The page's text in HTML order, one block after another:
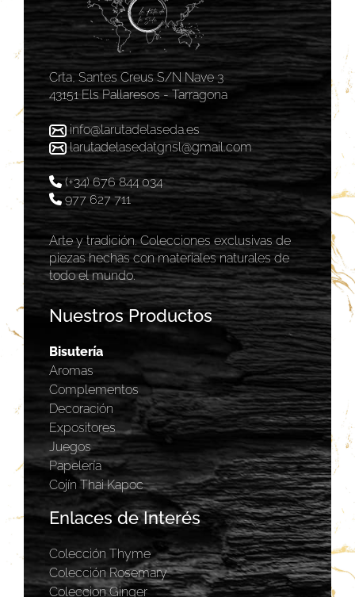
Crta, Santes Creus S/N Nave 3
43151 Els Pallaresos - Tarragona
info@larutadelaseda.es
larutadelasedatgnsl@gmail.com
(+34) 676 844 034
977 627 711
Arte y tradición. Colecciones exclusivas de
piezas hechas con materiales naturales de
todo el mundo.
Nuestros Productos
Bisutería
Aromas
Complementos
Decoración
Expositores
Juegos
Papelería
Cojín Thai Kapoc
Enlaces de Interés
Colección Thyme
Colección Rosemary
Coleccion Ginger